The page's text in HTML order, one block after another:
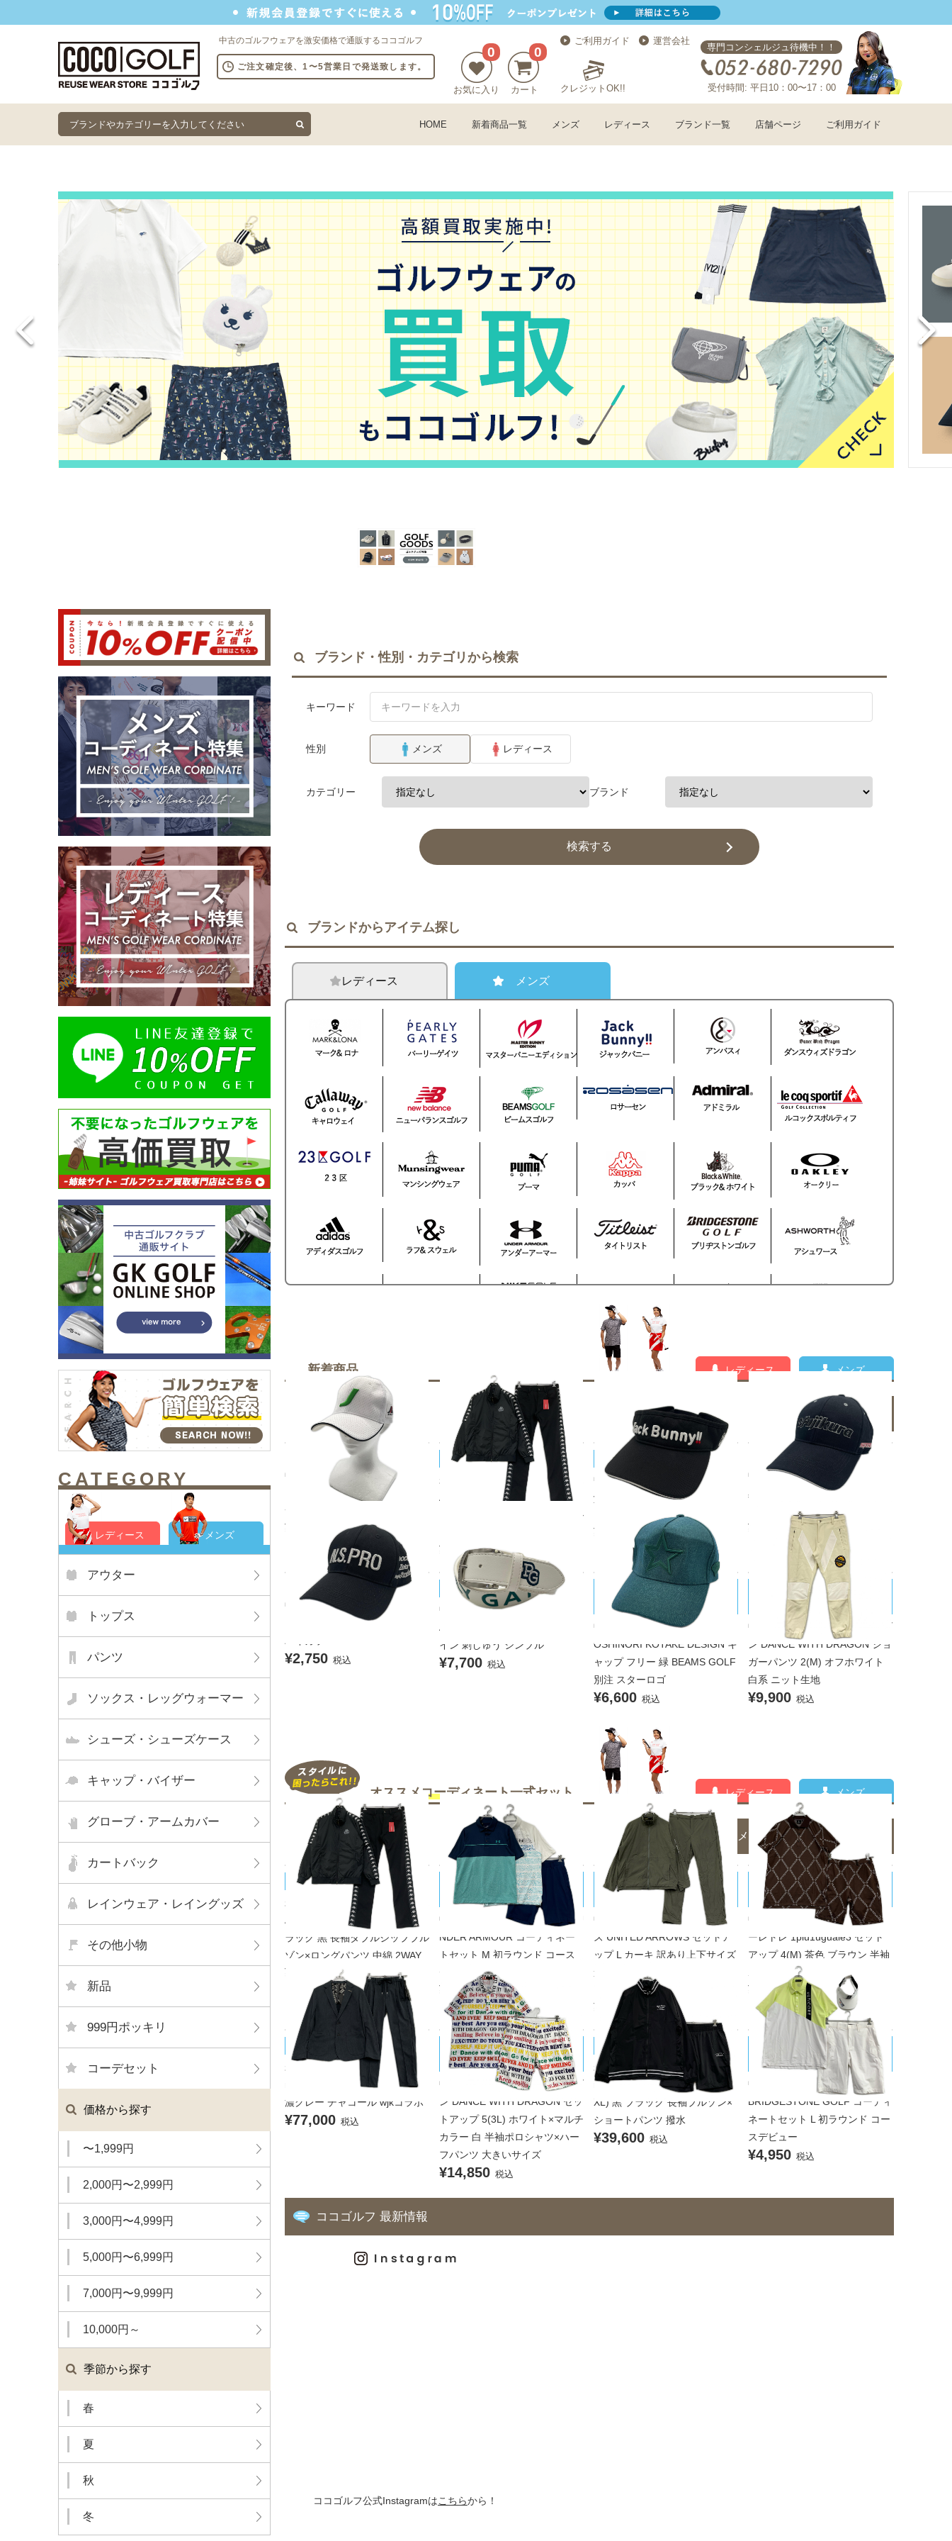
中古のゴルフウェアを激安価格で通販するココゴルフ
ご注文確定後、1〜5営業日で発送致します。
0
お気に入り
0
カート
ご利用ガイド 運営会社
クレジットOK!!
専門コンシェルジュ待機中！！
受付時間: 平日10：00〜17：00
HOME 新着商品一覧 メンズ レディース ブランド一覧 店舗ページ ご利用ガイド
CATEGORY
レディース メンズ
アウター
トップス
パンツ
ソックス・レッグウォーマー
シューズ・シューズケース
キャップ・バイザー
グローブ・アームカバー
カートバック
レインウェア・レイングッズ
その他小物
新品
999円ポッキリ
コーデセット
価格から探す
〜1,999円
2,000円〜2,999円
3,000円〜4,999円
5,000円〜6,999円
7,000円〜9,999円
10,000円～
季節から探す
春
夏
秋
冬
ブランド・性別・カテゴリから検索
キーワード
性別 メンズ レディース
カテゴリー ブランド
検索する
ブランドからアイテム探し
レディース メンズ
新着商品 レディース メンズ
メンズの新着商品一覧
中古 キャップ フリー 白 ホワイ
ト ｊBEAM 立体刺しゅうロゴ
サイドワッペン シンプル
¥2,750 税込
Kappa/カッパ
未使用品 メンズ カッパゴルフ K
APPA GOLF セットアップ M ブ
ラック 黒 長袖ダブルジップブル
¥11,000 税込
JACK BUNNY!!/ジャックバニー
中古 ジャックバニー Jack Bunn
y!! サンバイザー フリー ブラッ
ク ロゴ刺しゅう カジュアル
¥2,200 税込
中古 キャップ フリー 56-59cm
黒 ブラック FUJIKURA 立体ロ
ゴ刺しゅう シンプル
¥1,980 税込
中古 キャップ フリー 黒 ブラッ
ク N.S.PRO 立体シルバーロゴ
バイカラー
¥2,750 税込
PEARLY GATES/パーリーゲイツ
中古 パーリーゲイツ PEARLY G
ATES ベルト ホワイト ロゴデザ
イン 刺しゅう シンプル
¥7,700 税込
YOSHINORI KOTAKE DESIGN/ヨ
シノリコタケデザイン
中古 ヨシノリコタケデザイン Y
OSHINORI KOTAKE DESIGN キ
ャップ フリー 緑 BEAMS GOLF
別注 スターロゴ
¥6,600 税込
DANCE WITH DRAGON/ダンスウ
ィズドラゴン
中古 メンズ ダンスウィズドラゴ
ン DANCE WITH DRAGON ジョ
ガーパンツ 2(M) オフホワイト
白系 ニット生地
¥9,900 税込
オススメコーディネート一式セット レディース メンズ
メンズのコーディネート一覧
Kappa/カッパ
未使用品 メンズ カッパゴルフ K
APPA GOLF セットアップ M ブ
ラック 黒 長袖ダブルジップブル
ゾン×ロングパンツ 中綿 2WAY
¥11,000 税込
UNDER ARMOUR/アンダーアーマ
中古 メンズ アンダーアーマー U
NDER ARMOUR コーディネー
トセット M 初ラウンド コース
デビュー
¥7,700 税込
UNITED ARROWS/ユナイテッドア
中古 メンズ ユナイテッドアロー
ズ UNITED ARROWS セットア
ップ L カーキ 訳あり上下サイズ
違いブルゾン×パンツ 防風 ヨコ
ストレッチ 撥水 透湿
¥17,600 税込
1PIU1UGUALE3/ウノピｭウノウグ
ァーレトレ
中古 メンズ ウノピュウノウグァ
ーレトレ 1piu1uguale3 セット
アップ 4(M) 茶色 ブラウン 半袖
ポロシャツ×ハーフパンツ
¥28,600 税込
muta MARINE/ムータマリン
未使用品 メンズ ムータマリン
muta MARINE セットアップ S
濃グレー チャコール wjkコラボ
¥77,000 税込
DANCE WITH DRAGON/ダンスウ
ィズドラゴン
中古 メンズ ダンスウィズドラゴ
ン DANCE WITH DRAGON セッ
トアップ 5(3L) ホワイト×マルチ
カラー 白 半袖ポロシャツ×ハー
フパンツ 大きいサイズ
¥14,850 税込
muta MARINE/ムータマリン
未使用品 メンズ ムータマリン
muta MARINE セットアップ 8(2
XL) 黒 ブラック 長袖ブルゾン×
ショートパンツ 撥水
¥39,600 税込
BRIDGESTONE GOLF/ブリヂスト
ンゴルフ
中古 メンズ ブリヂストンゴルフ
BRIDGESTONE GOLF コーディ
ネートセット L 初ラウンド コー
スデビュー
¥4,950 税込
ココゴルフ 最新情報
ココゴルフ公式Instagramはこちらから！